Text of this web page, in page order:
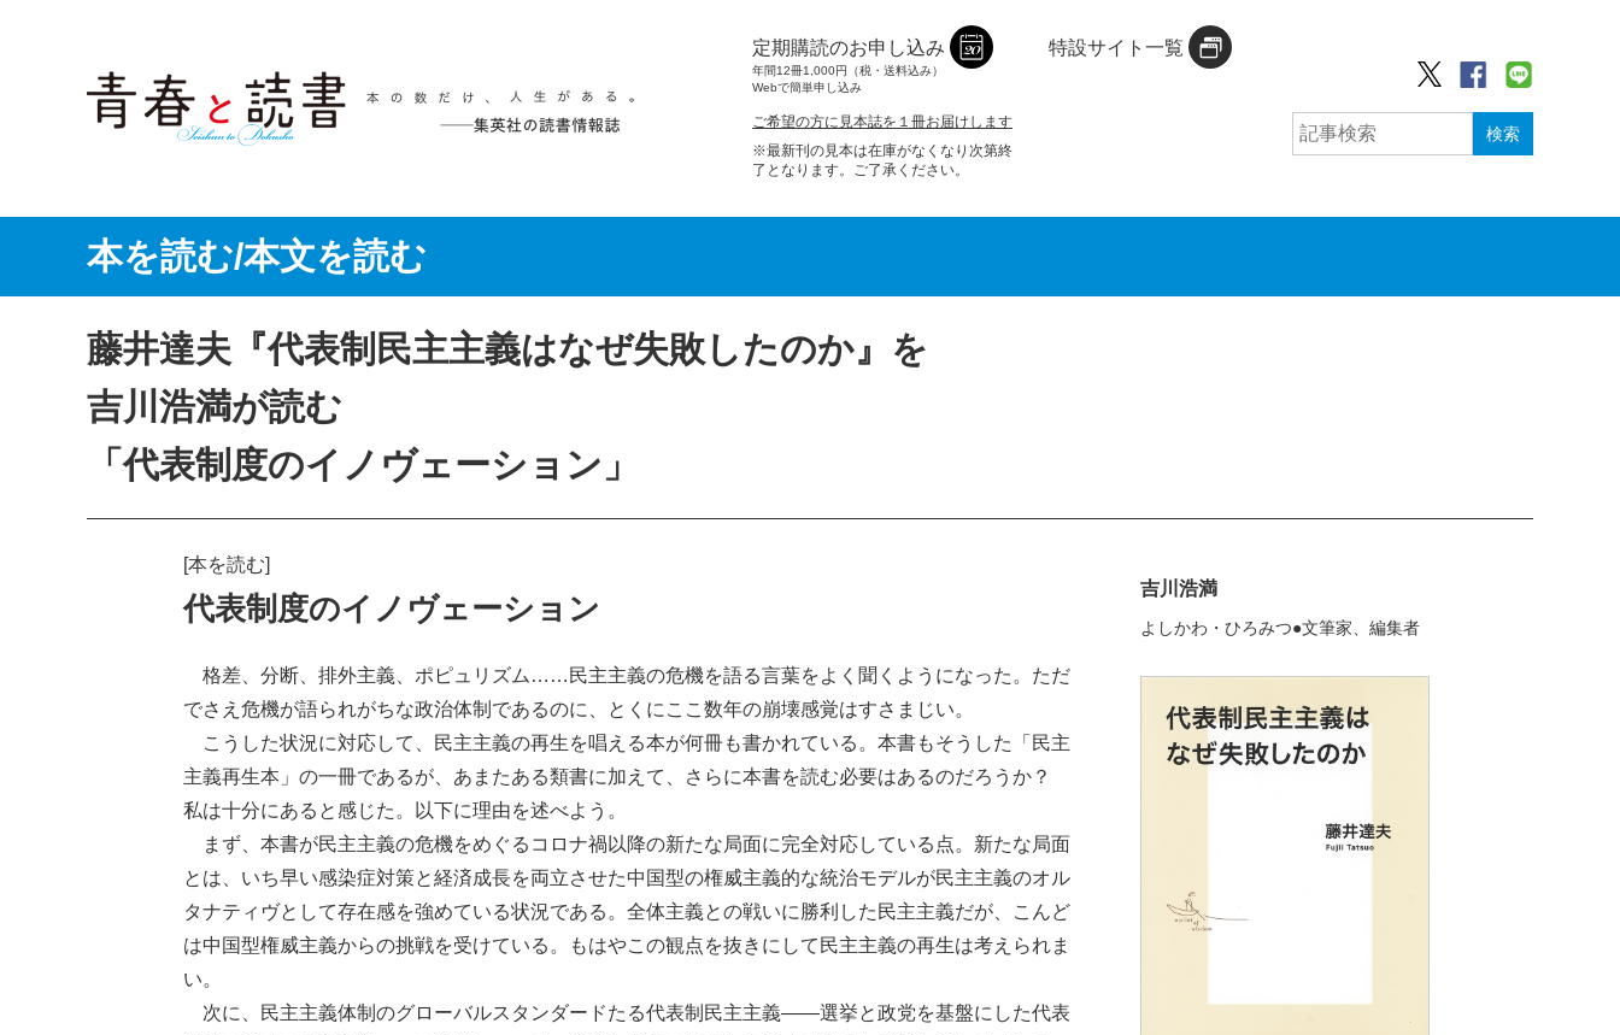
定期購読のお申し込み
年間12冊1,000円（税・送料込み）
Webで簡単申し込み
ご希望の方に見本誌を１冊お届けします
※最新刊の見本は在庫がなくなり次第終
了となります。ご了承ください。
特設サイト一覧
検索
本を読む/本文を読む
藤井達夫『代表制民主主義はなぜ失敗したのか』を
吉川浩満が読む
「代表制度のイノヴェーション」
[本を読む]
代表制度のイノヴェーション
格差、分断、排外主義、ポピュリズム……民主主義の危機を語る言葉をよく聞くようになった。ただ
でさえ危機が語られがちな政治体制であるのに、とくにここ数年の崩壊感覚はすさまじい。
こうした状況に対応して、民主主義の再生を唱える本が何冊も書かれている。本書もそうした「民主
主義再生本」の一冊であるが、あまたある類書に加えて、さらに本書を読む必要はあるのだろうか？
私は十分にあると感じた。以下に理由を述べよう。
まず、本書が民主主義の危機をめぐるコロナ禍以降の新たな局面に完全対応している点。新たな局面
とは、いち早い感染症対策と経済成長を両立させた中国型の権威主義的な統治モデルが民主主義のオル
タナティヴとして存在感を強めている状況である。全体主義との戦いに勝利した民主主義だが、こんど
は中国型権威主義からの挑戦を受けている。もはやこの観点を抜きにして民主主義の再生は考えられま
い。
次に、民主主義体制のグローバルスタンダードたる代表制民主主義――選挙と政党を基盤にした代表
吉川浩満
よしかわ・ひろみつ●文筆家、編集者